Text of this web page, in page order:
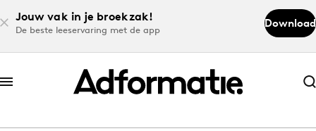
Jouw vak in je broekzak!
De beste leeservaring met de app
Download
Abonneer nu
Abonneer nu